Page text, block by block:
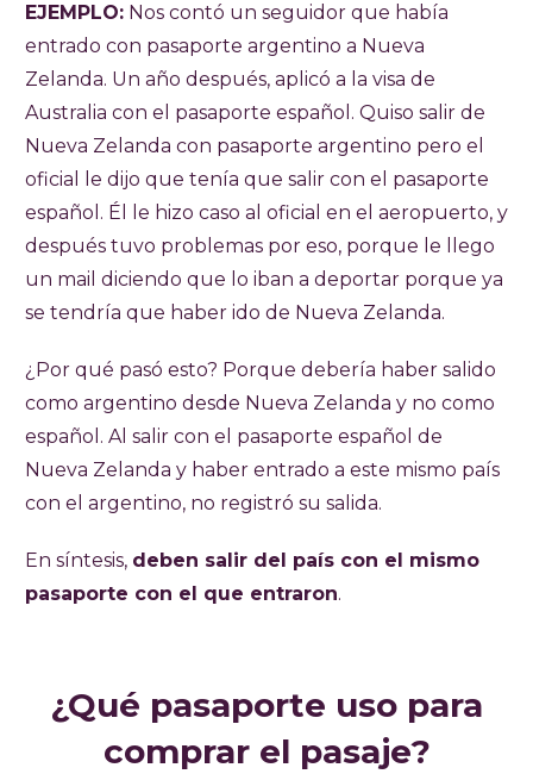
EJEMPLO: Nos contó un seguidor que había
entrado con pasaporte argentino a Nueva
Zelanda. Un año después, aplicó a la visa de
Australia con el pasaporte español. Quiso salir de
Nueva Zelanda con pasaporte argentino pero el
oficial le dijo que tenía que salir con el pasaporte
español. Él le hizo caso al oficial en el aeropuerto, y
después tuvo problemas por eso, porque le llego
un mail diciendo que lo iban a deportar porque ya
se tendría que haber ido de Nueva Zelanda.
¿Por qué pasó esto? Porque debería haber salido
como argentino desde Nueva Zelanda y no como
español. Al salir con el pasaporte español de
Nueva Zelanda y haber entrado a este mismo país
con el argentino, no registró su salida.
En síntesis, deben salir del país con el mismo
pasaporte con el que entraron.
¿Qué pasaporte uso para
comprar el pasaje?